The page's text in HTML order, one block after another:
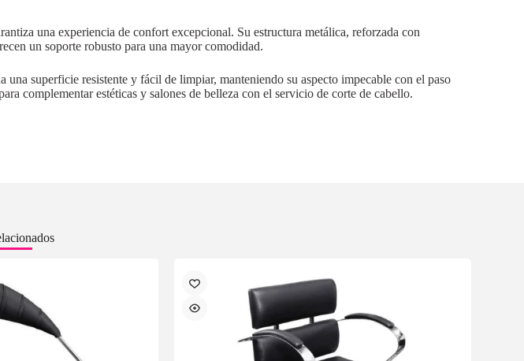
una experiencia de confort excepcional. Su estructura metálica, reforzada con
un soporte robusto para una mayor comodidad.
superficie resistente y fácil de limpiar, manteniendo su aspecto impecable con el paso
complementar estéticas y salones de belleza con el servicio de corte de cabello.